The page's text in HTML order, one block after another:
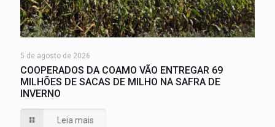
5 de agosto de 2026
COOPERADOS DA COAMO VÃO ENTREGAR 69
MILHÕES DE SACAS DE MILHO NA SAFRA DE
INVERNO
Leia mais